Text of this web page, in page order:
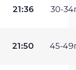
21:36 30-
21:50 45-